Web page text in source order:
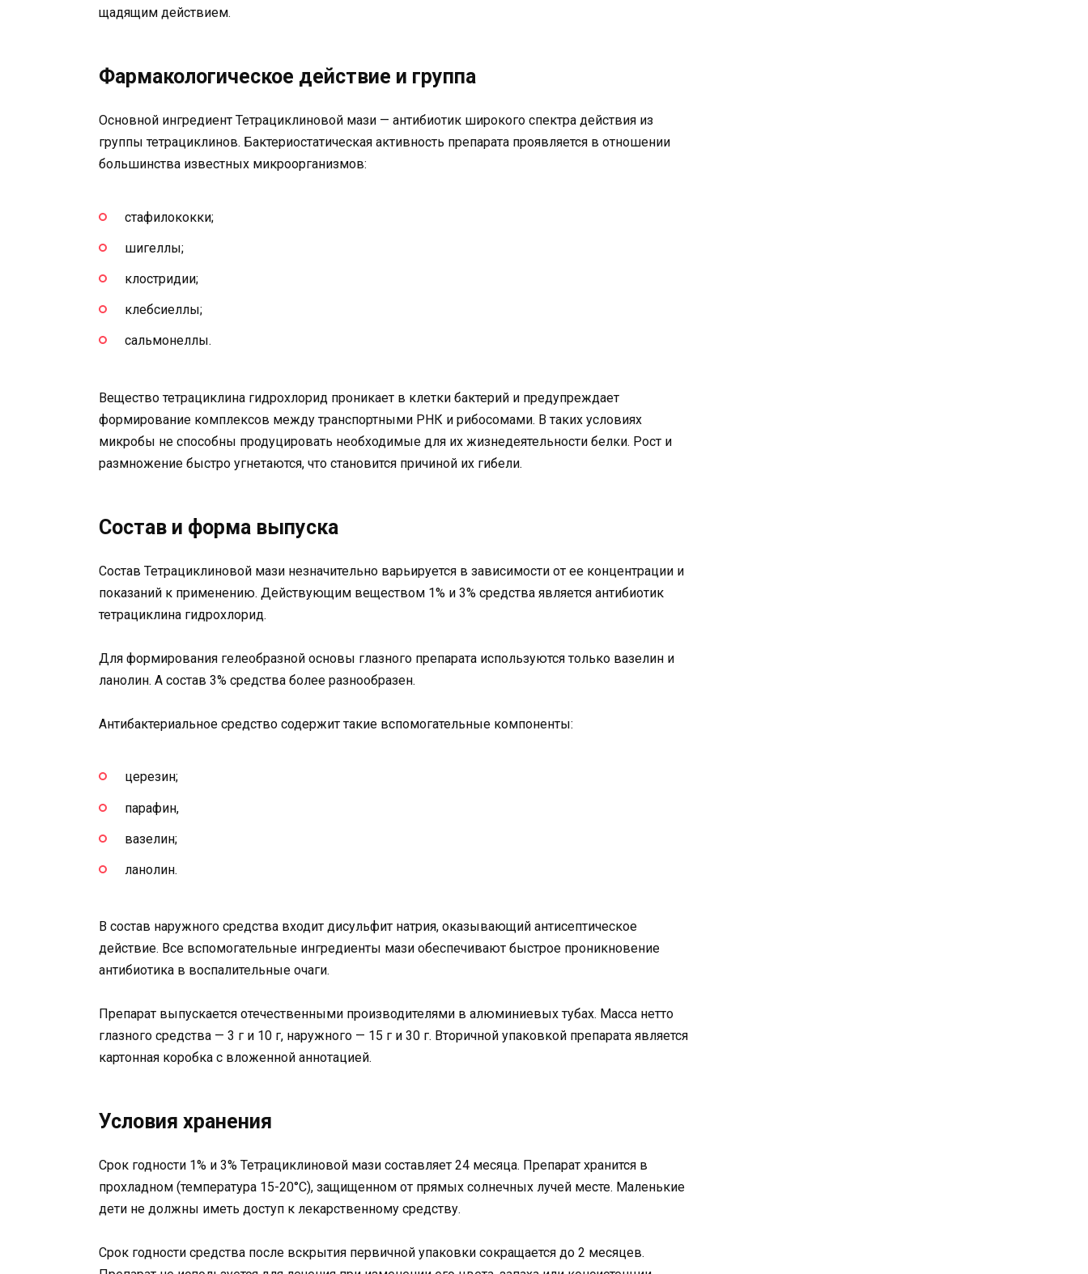
щадящим действием.
Фармакологическое действие и группа
Основной ингредиент Тетрациклиновой мази — антибиотик широкого спектра действия из
группы тетрациклинов. Бактериостатическая активность препарата проявляется в отношении
большинства известных микроорганизмов:
стафилококки;
шигеллы;
клостридии;
клебсиеллы;
сальмонеллы.
Вещество тетрациклина гидрохлорид проникает в клетки бактерий и предупреждает
формирование комплексов между транспортными РНК и рибосомами. В таких условиях
микробы не способны продуцировать необходимые для их жизнедеятельности белки. Рост и
размножение быстро угнетаются, что становится причиной их гибели.
Состав и форма выпуска
Состав Тетрациклиновой мази незначительно варьируется в зависимости от ее концентрации и
показаний к применению. Действующим веществом 1% и 3% средства является антибиотик
тетрациклина гидрохлорид.
Для формирования гелеобразной основы глазного препарата используются только вазелин и
ланолин. А состав 3% средства более разнообразен.
Антибактериальное средство содержит такие вспомогательные компоненты:
церезин;
парафин,
вазелин;
ланолин.
В состав наружного средства входит дисульфит натрия, оказывающий антисептическое
действие. Все вспомогательные ингредиенты мази обеспечивают быстрое проникновение
антибиотика в воспалительные очаги.
Препарат выпускается отечественными производителями в алюминиевых тубах. Масса нетто
глазного средства — 3 г и 10 г, наружного — 15 г и 30 г. Вторичной упаковкой препарата является
картонная коробка с вложенной аннотацией.
Условия хранения
Срок годности 1% и 3% Тетрациклиновой мази составляет 24 месяца. Препарат хранится в
прохладном (температура 15-20°C), защищенном от прямых солнечных лучей месте. Маленькие
дети не должны иметь доступ к лекарственному средству.
Срок годности средства после вскрытия первичной упаковки сокращается до 2 месяцев.